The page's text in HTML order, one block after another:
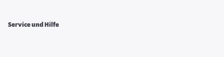
Service und Hilfe